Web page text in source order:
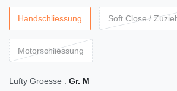
Handschliessung Soft Close /
Motorschliessung
Lufty Groesse : Gr. M